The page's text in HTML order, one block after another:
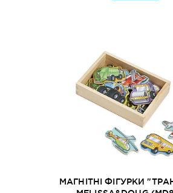
МАГНІТНІ ФІГУРКИ